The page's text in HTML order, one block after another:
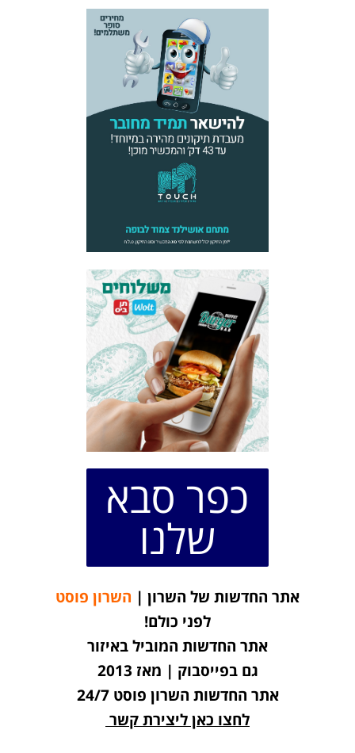
כפר סבא
שלנו
אתר החדשות של השרון | השרון פוסט
לפני כולם!
אתר החדשות המוביל באיזור
גם בפייסבוק | מאז 2013
אתר החדשות השרון פוסט 24/7
לחצו כאן ליצירת קשר